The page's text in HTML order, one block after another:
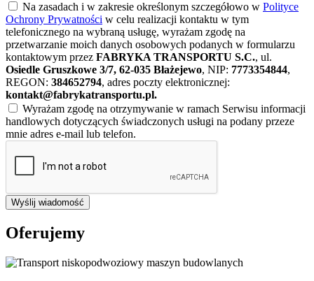
Na zasadach i w zakresie określonym szczegółowo w Polityce
Ochrony Prywatności w celu realizacji kontaktu w tym
telefonicznego na wybraną usługę, wyrażam zgodę na
przetwarzanie moich danych osobowych podanych w formularzu
kontaktowym przez FABRYKA TRANSPORTU S.C., ul.
Osiedle Gruszkowe 3/7, 62-035 Błażejewo, NIP: 7773354844,
REGON: 384652794, adres poczty elektronicznej:
kontakt@fabrykatransportu.pl.
Wyrażam zgodę na otrzymywanie w ramach Serwisu informacji
handlowych dotyczących świadczonych usługi na podany przeze
mnie adres e-mail lub telefon.
Wyślij wiadomość
Oferujemy